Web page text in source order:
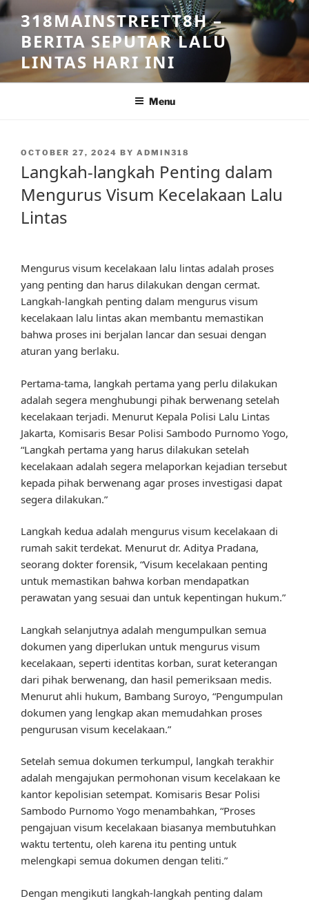
Skip
to
content
318MAINSTREETT8H –
BERITA SEPUTAR LALU
LINTAS HARI INI
Menu
POSTED
OCTOBER 27, 2024 BY ADMIN318
Langkah-langkah Penting dalam
Mengurus Visum Kecelakaan Lalu
Lintas
Mengurus visum kecelakaan lalu lintas adalah proses
yang penting dan harus dilakukan dengan cermat.
Langkah-langkah penting dalam mengurus visum
kecelakaan lalu lintas akan membantu memastikan
bahwa proses ini berjalan lancar dan sesuai dengan
aturan yang berlaku.
Pertama-tama, langkah pertama yang perlu dilakukan
adalah segera menghubungi pihak berwenang setelah
kecelakaan terjadi. Menurut Kepala Polisi Lalu Lintas
Jakarta, Komisaris Besar Polisi Sambodo Purnomo Yogo,
“Langkah pertama yang harus dilakukan setelah
kecelakaan adalah segera melaporkan kejadian tersebut
kepada pihak berwenang agar proses investigasi dapat
segera dilakukan.”
Langkah kedua adalah mengurus visum kecelakaan di
rumah sakit terdekat. Menurut dr. Aditya Pradana,
seorang dokter forensik, “Visum kecelakaan penting
untuk memastikan bahwa korban mendapatkan
perawatan yang sesuai dan untuk kepentingan hukum.”
Langkah selanjutnya adalah mengumpulkan semua
dokumen yang diperlukan untuk mengurus visum
kecelakaan, seperti identitas korban, surat keterangan
dari pihak berwenang, dan hasil pemeriksaan medis.
Menurut ahli hukum, Bambang Suroyo, “Pengumpulan
dokumen yang lengkap akan memudahkan proses
pengurusan visum kecelakaan.”
Setelah semua dokumen terkumpul, langkah terakhir
adalah mengajukan permohonan visum kecelakaan ke
kantor kepolisian setempat. Komisaris Besar Polisi
Sambodo Purnomo Yogo menambahkan, “Proses
pengajuan visum kecelakaan biasanya membutuhkan
waktu tertentu, oleh karena itu penting untuk
melengkapi semua dokumen dengan teliti.”
Dengan mengikuti langkah-langkah penting dalam